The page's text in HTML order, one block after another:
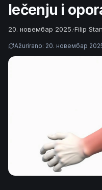
lečenju i
20. новембар 2025.·Filip
Ažurirano: 20. новембар